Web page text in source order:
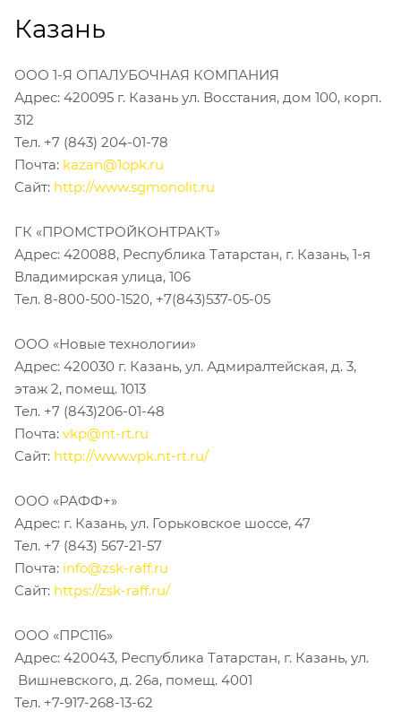
Казань
ООО 1-Я ОПАЛУБОЧНАЯ КОМПАНИЯ
Адрес: 420095 г. Казань ул. Восстания, дом 100, корп.
312
Тел. +7 (843) 204-01-78
Почта: kazan@1opk.ru
Сайт: http://www.sgmonolit.ru
ГК «ПРОМСТРОЙКОНТРАКТ»
Адрес: 420088, Республика Татарстан, г. Казань, 1-я
Владимирская улица, 106
Тел. 8-800-500-1520, +7(843)537-05-05
ООО «Новые технологии»
Адрес: 420030 г. Казань, ул. Адмиралтейская, д. 3,
этаж 2, помещ. 1013
Тел. +7 (843)206-01-48
Почта: vkp@nt-rt.ru
Сайт: http://www.vpk.nt-rt.ru/
ООО «РАФФ+»
Адрес: г. Казань, ул. Горьковское шоссе, 47
Тел. +7 (843) 567-21-57
Почта: info@zsk-raff.ru
Сайт: https://zsk-raff.ru/
ООО «ПРС116»
Адрес: 420043, Республика Татарстан, г. Казань, ул.
Вишневского, д. 26а, помещ. 4001
Тел. +7-917-268-13-62